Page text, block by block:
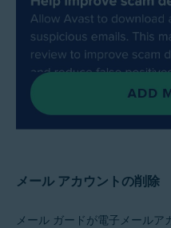
メール アカウントの削除
メール ガードが電子メールア